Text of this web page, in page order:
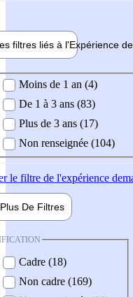
filtres liés à l'Expérience
demandée
Moins de 1 an (4)
De 1 à 3 ans (83)
Plus de 3 ans (17)
Non renseignée (104)
le filtre de l'expérience
Plus De Filtres
Cadre (18)
Non cadre (169)